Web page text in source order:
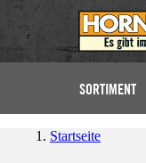
SORTIMENT
Startseite